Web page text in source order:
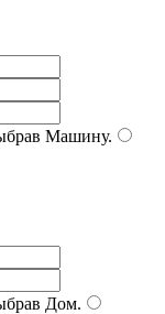
Машину.
Дом.